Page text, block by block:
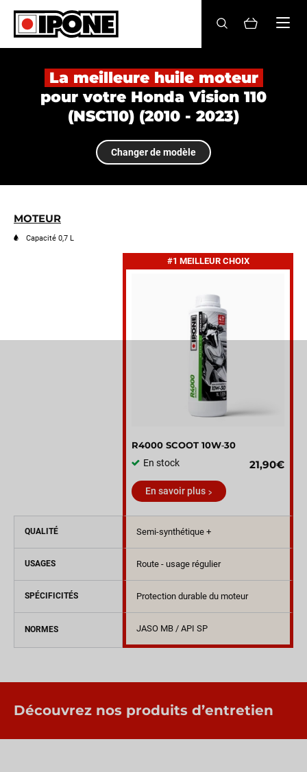
Ipone
HUILES MOTEUR
ENTRETIEN
MAINTENANCE
Revendeurs
La meilleure huile moteur
pour votre Honda Vision 110
(NSC110) (2010 - 2023)
Changer de modèle
MOTEUR
Capacité 0,7 L
#1 MEILLEUR CHOIX
R4000 SCOOT 10W‑30
En stock
21,90€
En savoir plus
QUALITÉ Semi-synthétique +
USAGES Route - usage régulier
SPÉCIFICITÉS Protection durable du moteur
NORMES JASO MB / API SP
Découvrez nos produits d’entretien